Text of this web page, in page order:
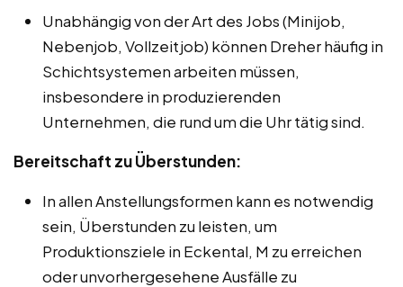
Unabhängig von der Art des Jobs (Minijob,
Nebenjob, Vollzeitjob) können Dreher häufig in
Schichtsystemen arbeiten müssen,
insbesondere in produzierenden
Unternehmen, die rund um die Uhr tätig sind.
Bereitschaft zu Überstunden:
In allen Anstellungsformen kann es notwendig
sein, Überstunden zu leisten, um
Produktionsziele in Eckental, M zu erreichen
oder unvorhergesehene Ausfälle zu